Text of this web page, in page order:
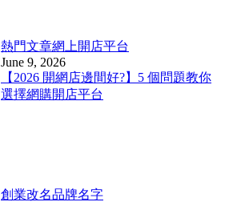
熱門文章網上開店平台
June 9, 2026
【2026 開網店邊間好?】5 個問題教你
選擇網購開店平台
創業改名品牌名字